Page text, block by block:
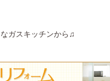
ガスキッチンから♫